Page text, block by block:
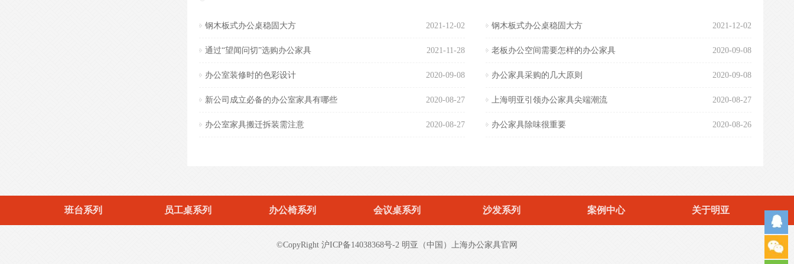
- 开放式办公桌-KFYGZ05 -
钢木板式办公桌稳固大方 2021-12-02 钢木板式办公桌稳固大方 2021-12-02
通过“望闻问切”选购办公家具 2021-11-28 老板办公空间需要怎样的办公家具 2020-09-08
办公室装修时的色彩设计 2020-09-08 办公家具采购的几大原则 2020-09-08
新公司成立必备的办公室家具有哪些 2020-08-27 上海明亚引领办公家具尖端潮流 2020-08-27
办公室家具搬迁拆装需注意 2020-08-27 办公家具除味很重要 2020-08-26
班台系列 员工桌系列 办公椅系列 会议桌系列 沙发系列 案例中心 关于明亚
©CopyRight 沪ICP备14038368号-2 明亚（中国）上海办公家具官网